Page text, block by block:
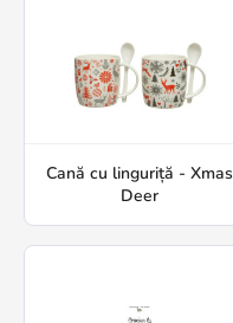
Cană cu linguriță - Xmas
Deer